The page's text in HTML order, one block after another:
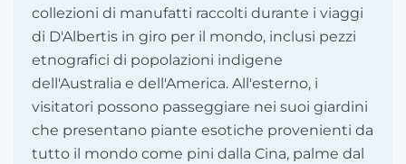
collezioni di manufatti raccolti durante i viaggi
di D'Albertis in giro per il mondo, inclusi pezzi
etnografici di popolazioni indigene
dell'Australia e dell'America. All'esterno, i
visitatori possono passeggiare nei suoi giardini
che presentano piante esotiche provenienti da
tutto il mondo come pini dalla Cina, palme dal